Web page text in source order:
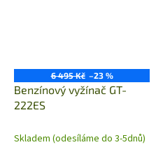
6 495 Kč –23 %
Benzínový vyžínač GT-
222ES
Skladem (odesíláme do 3-5dnů)